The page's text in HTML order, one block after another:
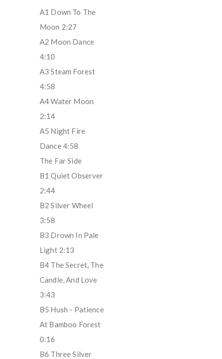
A1 Down To The
Moon 2:27
A2 Moon Dance
4:10
A3 Steam Forest
4:58
A4 Water Moon
2:14
A5 Night Fire
Dance 4:58
The Far Side
B1 Quiet Observer
2:44
B2 Silver Wheel
3:58
B3 Drown In Pale
Light 2:13
B4 The Secret, The
Candle, And Love
3:43
B5 Hush - Patience
At Bamboo Forest
0:16
B6 Three Silver